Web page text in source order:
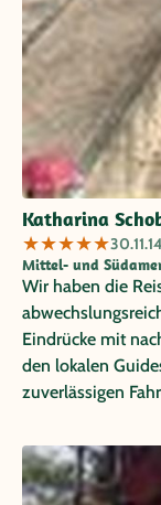
kleineren und
umfangreichen
geholfen hat!
zuverlässige
jederzeit gerne
Katharina
★★★★★30.11.14
Mittel- und
Wir haben die
Eindrücke mit
den lokalen
zuverlässigen